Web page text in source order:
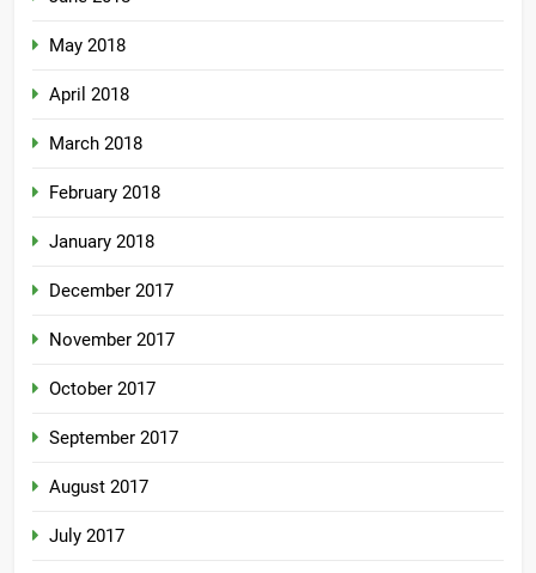
May 2018
April 2018
March 2018
February 2018
January 2018
December 2017
November 2017
October 2017
September 2017
August 2017
July 2017